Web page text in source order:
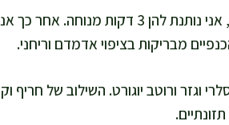
כשאני מוציאה את הכנפיים, אני נותנת
מבריקות בציפוי אדמדם וריחני.
וגזר ורוטב יוגורט. השילוב של